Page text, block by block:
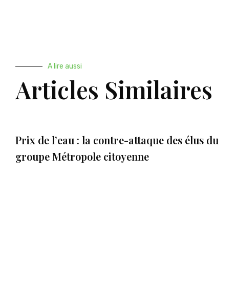
A lire aussi
Articles Similaires
Prix de l’eau : la contre-attaque des élus du
groupe Métropole citoyenne